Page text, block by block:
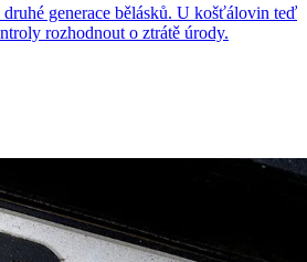
generace bělásků. U košťálovin teď
rozhodnout o ztrátě úrody.